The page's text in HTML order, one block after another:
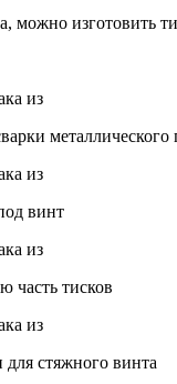
можно изготовить
винт
часть тисков
стяжного винта